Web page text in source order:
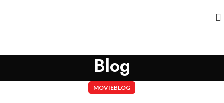
Blog
MOVIEBLOG